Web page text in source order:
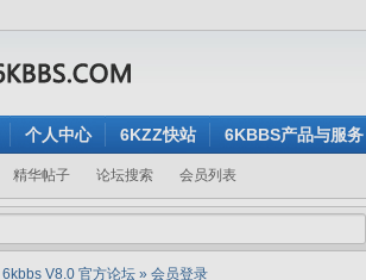
个人中心 6KZZ快站 6KBBS产品与服务
精华帖子 论坛搜索 会员列表
6kbbs V8.0 官方论坛 » 会员登录